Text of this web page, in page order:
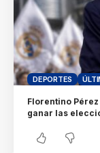
DEPORTES
Florentino
ganar las